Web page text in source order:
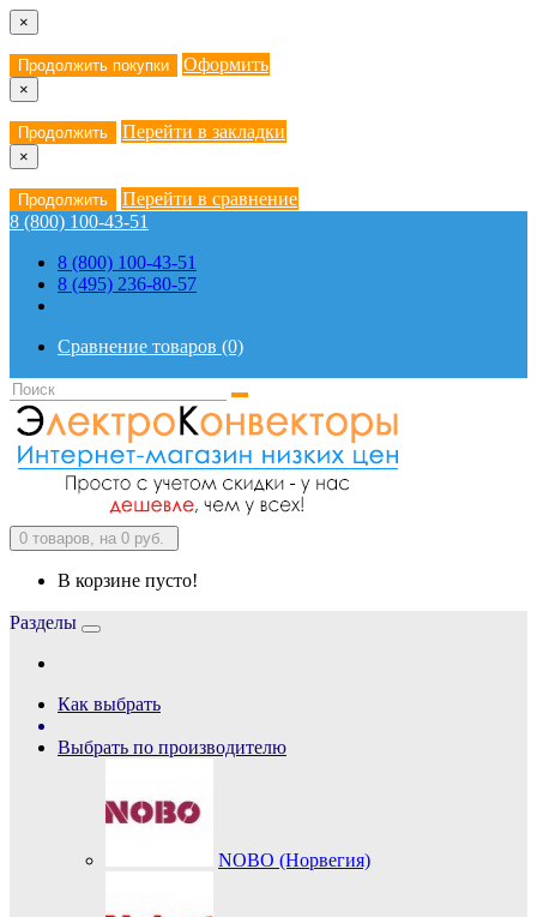
×
Продолжить покупки Оформить
×
Продолжить Перейти в закладки
×
Продолжить
Перейти в сравнение
8 (800) 100-43-51
8 (800) 100-43-51
8 (495) 236-80-57
Сравнение товаров (0)
0 товаров, на 0 руб.
В корзине пусто!
Разделы
Как выбрать
Выбрать по производителю
NOBO (Норвегия)